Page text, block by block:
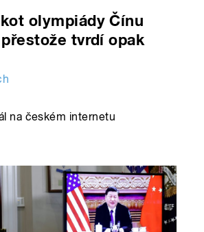
olympiády Čínu
tvrdí opak
na českém internetu